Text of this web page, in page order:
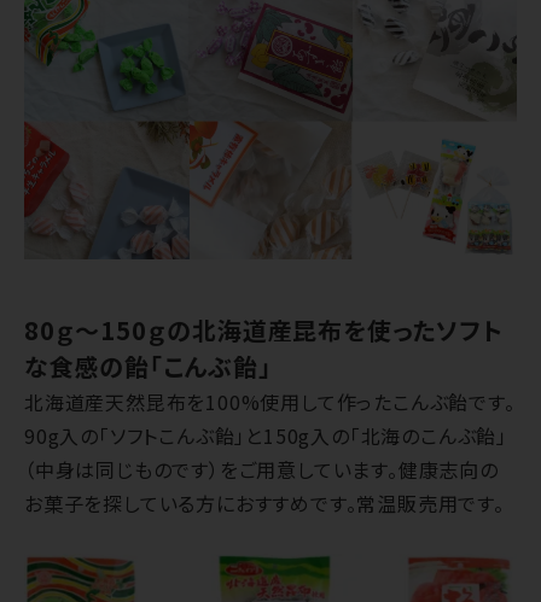
80ｇ～150ｇの北海道産昆布を使ったソフト
な食感の飴「こんぶ飴」
北海道産天然昆布を100%使用して作ったこんぶ飴です。
90g入の「ソフトこんぶ飴」と150g入の「北海のこんぶ飴」
（中身は同じものです）をご用意しています。健康志向の
お菓子を探している方におすすめです。常温販売用です。